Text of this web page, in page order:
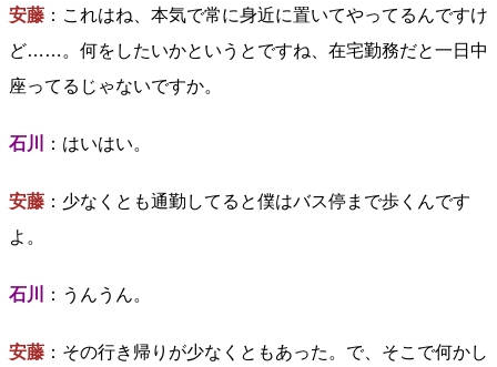
安藤 ：これはね、本気で常に身近に置いてやってるんですけ
ど……。何をしたいかというとですね、在宅勤務だと一日中
座ってるじゃないですか。
石川 ：はいはい。
安藤 ：少なくとも通勤してると僕はバス停まで歩くんです
よ。
石川 ：うんうん。
安藤 ：その行き帰りが少なくともあった。で、そこで何かし